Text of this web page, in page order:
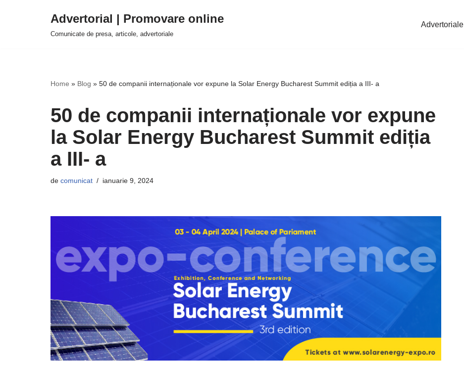
Advertorial | Promovare online
Comunicate de presa, articole, advertoriale
Advertoriale
Home » Blog » 50 de companii internaționale vor expune la Solar Energy Bucharest Summit ediția a III- a
50 de companii internaționale vor expune
la Solar Energy Bucharest Summit ediția
a III- a
de comunicat ianuarie 9, 2024